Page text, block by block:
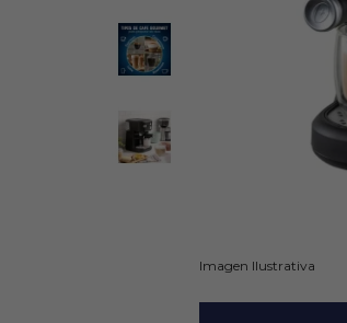
Imagen Ilustrativa